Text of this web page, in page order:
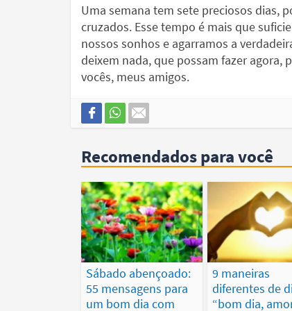
Uma semana tem sete preciosos dias,
cruzados. Esse tempo é mais que
nossos sonhos e agarramos a
deixem nada, que possam fazer agora,
vocês, meus amigos.
Recomendados para você
Sábado abençoado:
55 mensagens para
um bom dia com
9 maneiras
diferentes de
“bom dia,